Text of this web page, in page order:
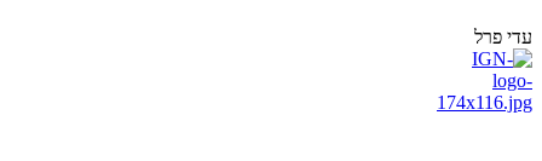
עדי פרל